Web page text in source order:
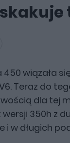
wiązała
Teraz do
dla tej
350h z
i w długich